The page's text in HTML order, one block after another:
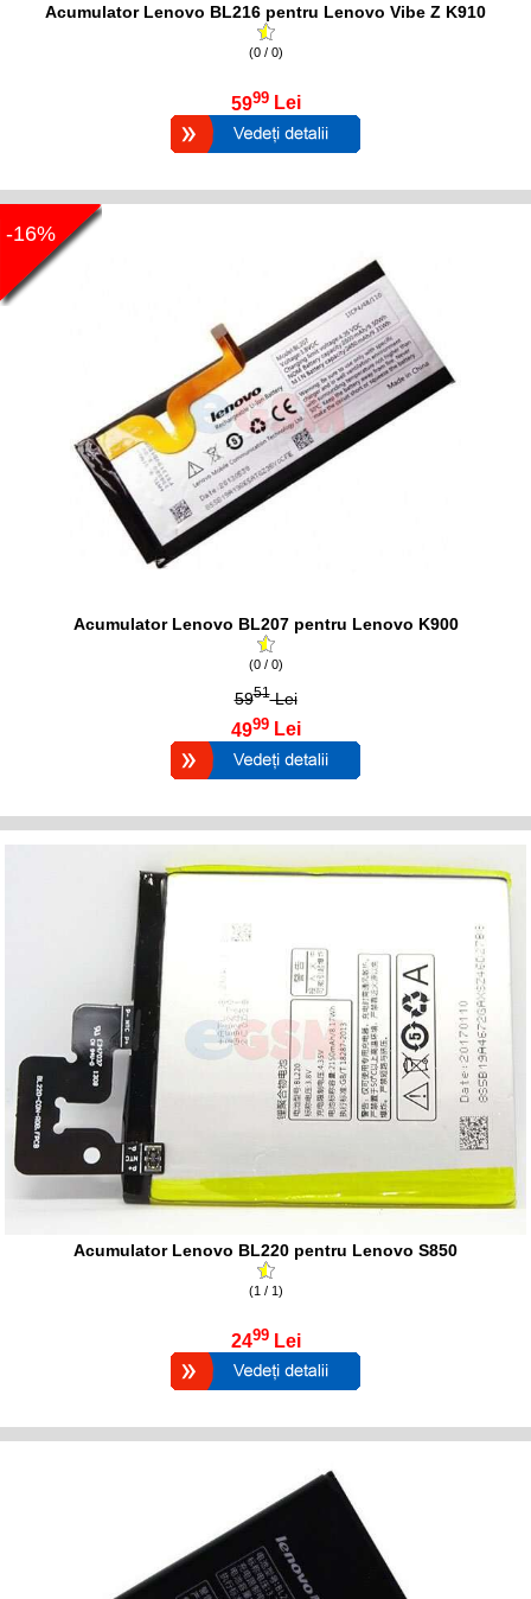
Acumulator Lenovo BL216 pentru Lenovo Vibe Z K910
(0 / 0)
5999 Lei
-16%
Acumulator Lenovo BL207 pentru Lenovo K900
(0 / 0)
5951Lei
4999 Lei
Acumulator Lenovo BL220 pentru Lenovo S850
(1 / 1)
2499 Lei